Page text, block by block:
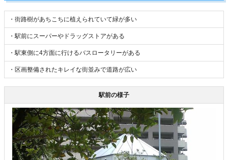
・街路樹があちこちに植えられていて緑が多い
・駅前にスーパーやドラッグストアがある
・駅東側に4方面に行けるバスロータリーがある
・区画整備されたキレイな街並みで道路が広い
駅前の様子